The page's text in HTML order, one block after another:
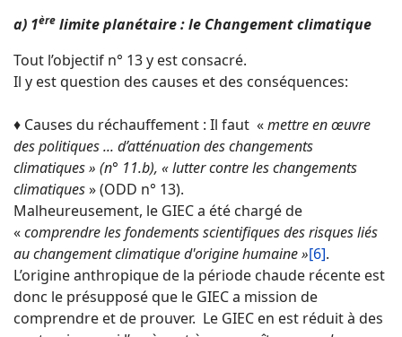
a) 1ère limite planétaire : le Changement climatique
Tout l’objectif n° 13 y est consacré.
Il y est question des causes et des conséquences:
♦ Causes du réchauffement : Il faut «mettre en œuvre
des politiques ... d’atténuation des changements
climatiques » (n° 11.b), « lutter contre les changements
climatiques» (ODD n° 13).
Malheureusement, le GIEC a été chargé de
«comprendre les fondements scientifiques des risques liés
au changement climatique d'origine humaine »[6].
L’origine anthropique de la période chaude récente est
donc le présupposé que le GIEC a mission de
comprendre et de prouver. Le GIEC en est réduit à des